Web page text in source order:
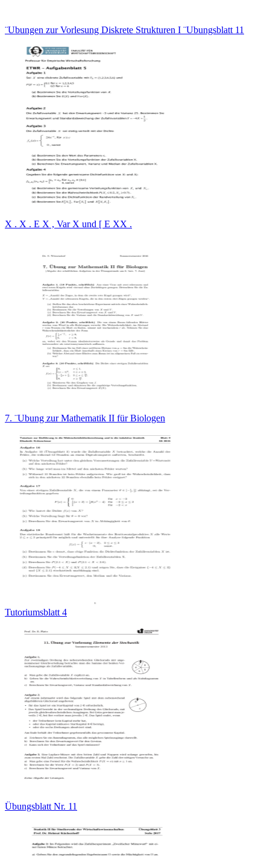
¨Ubungen zur Vorlesung Diskrete Strukturen I ¨Ubungsblatt 11
X . X . E X , Var X und [ E XX .
7. ¨Ubung zur Mathematik II für Biologen
Tutoriumsblatt 4
Übungsblatt Nr. 11